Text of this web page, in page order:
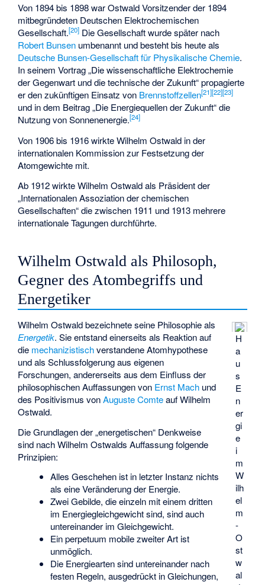
Von 1894 bis 1898 war Ostwald Vorsitzender der 1894
mitbegründeten Deutschen Elektrochemischen
Gesellschaft.[20] Die Gesellschaft wurde später nach
Robert Bunsen umbenannt und besteht bis heute als
Deutsche Bunsen-Gesellschaft für Physikalische Chemie.
In seinem Vortrag „Die wissenschaftliche Elektrochemie
der Gegenwart und die technische der Zukunft“ propagierte
er den zukünftigen Einsatz von Brennstoffzellen[21][22][23]
und in dem Beitrag „Die Energiequellen der Zukunft“ die
Nutzung von Sonnenenergie.[24]
Von 1906 bis 1916 wirkte Wilhelm Ostwald in der
internationalen Kommission zur Festsetzung der
Atomgewichte mit.
Ab 1912 wirkte Wilhelm Ostwald als Präsident der
„Internationalen Assoziation der chemischen
Gesellschaften“ die zwischen 1911 und 1913 mehrere
internationale Tagungen durchführte.
Wilhelm Ostwald als Philosoph,
Gegner des Atombegriffs und
Energetiker
H
a
u
s
E
n
er
gi
e
i
m
W
ilh
el
m
-
O
st
w
al
Wilhelm Ostwald bezeichnete seine Philosophie als
Energetik. Sie entstand einerseits als Reaktion auf
die mechanizistischverstandene Atomhypothese
und als Schlussfolgerung aus eigenen
Forschungen, andererseits aus dem Einfluss der
philosophischen Auffassungen von Ernst Mach und
des Positivismus vonAuguste Comteauf Wilhelm
Ostwald.
Die Grundlagen der „energetischen“ Denkweise
sind nach Wilhelm Ostwalds Auffassung folgende
Prinzipien:
Alles Geschehen ist in letzter Instanz nichts
als eine Veränderung der Energie.
Zwei Gebilde, die einzeln mit einem dritten
im Energiegleichgewicht sind, sind auch
untereinander im Gleichgewicht.
Ein perpetuum mobile zweiter Art ist
unmöglich.
Die Energiearten sind untereinander nach
festen Regeln, ausgedrückt in Gleichungen,